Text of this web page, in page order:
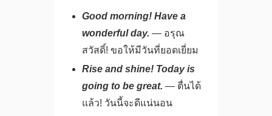
Good morning! Have a
wonderful day. — อรุณ
สวัสดิ์! ขอให้มีวันที่ยอดเยี่ยม
Rise and shine! Today is
going to be great. — ตื่นได้
แล้ว! วันนี้จะดีแน่นอน